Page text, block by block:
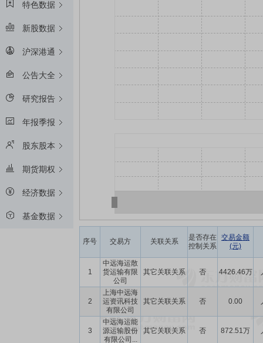
特色数据
新股数据
沪深港通
公告大全
研究报告
年报季报
股东股本
期货期权
经济数据
基金数据
序号 交易方 关联关系
是否存在
控制关系
交易金额
(元)
1
中远海运散
货运输有限
公司
其它关联关系 否 4426.46万
2
上海中远海
运资讯科技
有限公司
其它关联关系 否 0.00
3
中远海运能
源运输股份
有限公司...
其它关联关系 否 872.51万